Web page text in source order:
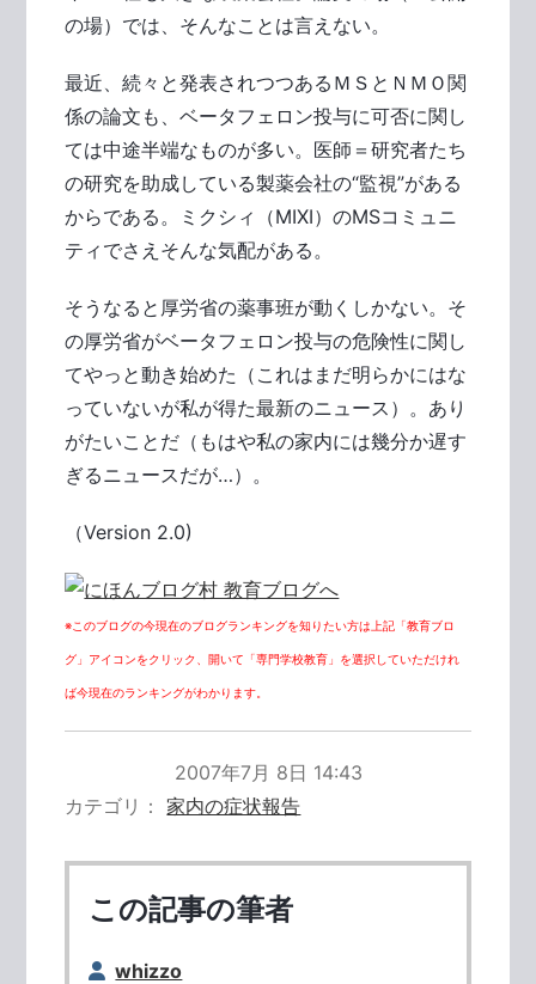
の場）では、そんなことは言えない。
最近、続々と発表されつつあるＭＳとＮＭＯ関
係の論文も、ベータフェロン投与に可否に関し
ては中途半端なものが多い。医師＝研究者たち
の研究を助成している製薬会社の“監視”がある
からである。ミクシィ（MIXI）のMSコミュニ
ティでさえそんな気配がある。
そうなると厚労省の薬事班が動くしかない。そ
の厚労省がベータフェロン投与の危険性に関し
てやっと動き始めた（これはまだ明らかにはな
っていないが私が得た最新のニュース）。あり
がたいことだ（もはや私の家内には幾分か遅す
ぎるニュースだが…）。
（Version 2.0)
※このブログの今現在のブログランキングを知りたい方は上記「教育ブロ
グ」アイコンをクリック、開いて「専門学校教育」を選択していただけれ
ば今現在のランキングがわかります。
2007年7月 8日 14:43
カテゴリ
家内の症状報告
この記事の筆者
whizzo